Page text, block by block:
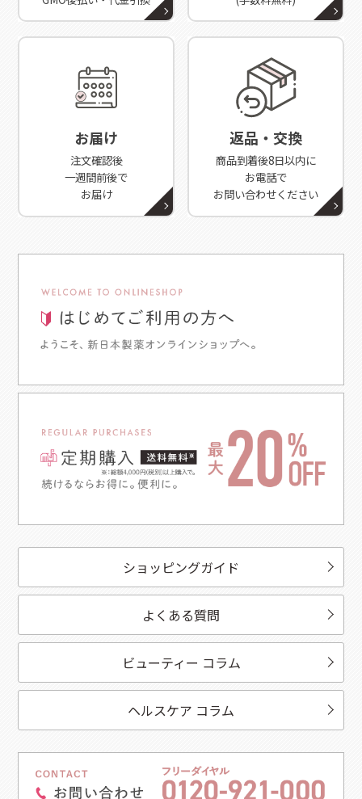
お届け
注文確認後
一週間前後で
お届け
返品・交換
商品到着後8日以内に
お電話で
お問い合わせください
ショッピングガイド
よくある質問
ビューティー コラム
ヘルスケア コラム